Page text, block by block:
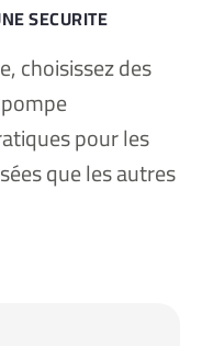
SECURITE
choisissez des
pour les
que les autres